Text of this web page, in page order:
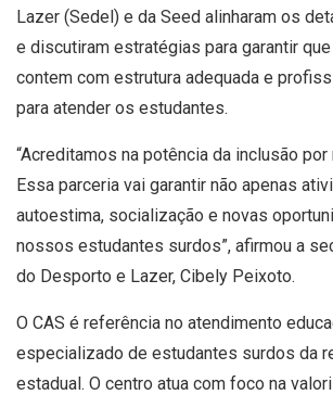
Lazer (Sedel) e da Seed alinharam os
e discutiram estratégias para garantir
contem com estrutura adequada e
para atender os estudantes.
“Acreditamos na potência da inclusão
Essa parceria vai garantir não apenas
autoestima, socialização e novas
nossos estudantes surdos”, afirmou a
do Desporto e Lazer, Cibely Peixoto.
O CAS é referência no atendimento
especializado de estudantes surdos da
estadual. O centro atua com foco na